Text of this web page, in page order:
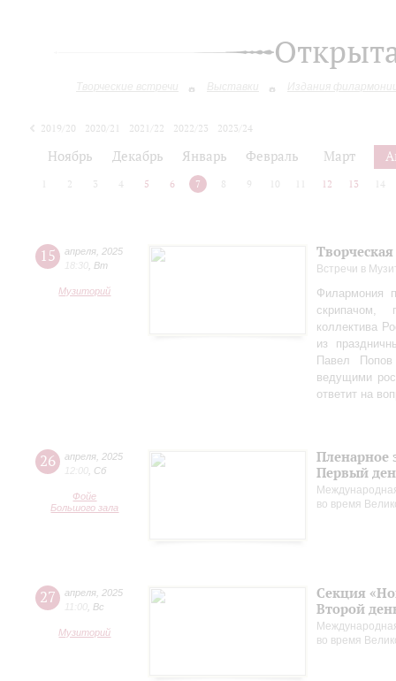
Творческие встречи Выставки Издания
2019/20 2020/21 2021/22 2022/23
2023/24
Ноябрь Декабрь Январь Февраль Март
2 3 4 5 6 7 8 9 10 12 13 14
15 апреля 2025
18:30 Вт
Музиторий
Встречи в
Филармония
скрипачом,
коллектива
из
Павел
ведущими
ответит на
26 апреля 2025
12:00 Сб
Фойе
Большого зала
Пленарное
Первый
во время
27 апреля 2025
11:00 Вс
Музиторий
Секция
Второй
во время